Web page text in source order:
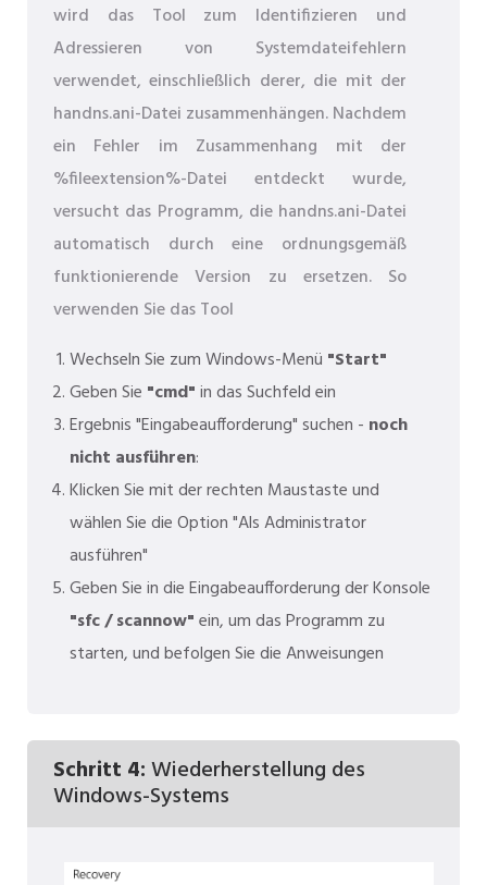
wird das Tool zum Identifizieren und
Adressieren von Systemdateifehlern
verwendet, einschließlich derer, die mit der
handns.ani-Datei zusammenhängen. Nachdem
ein Fehler im Zusammenhang mit der
%fileextension%-Datei entdeckt wurde,
versucht das Programm, die handns.ani-Datei
automatisch durch eine ordnungsgemäß
funktionierende Version zu ersetzen. So
verwenden Sie das Tool
Wechseln Sie zum Windows-Menü "Start"
Geben Sie "cmd"in das Suchfeld ein
Ergebnis "Eingabeaufforderung" suchen - noch
nicht ausführen:
Klicken Sie mit der rechten Maustaste und
wählen Sie die Option "Als Administrator
ausführen"
Geben Sie in die Eingabeaufforderung der Konsole
"sfc / scannow"ein, um das Programm zu
starten, und befolgen Sie die Anweisungen
Schritt 4:Wiederherstellung des
Windows-Systems